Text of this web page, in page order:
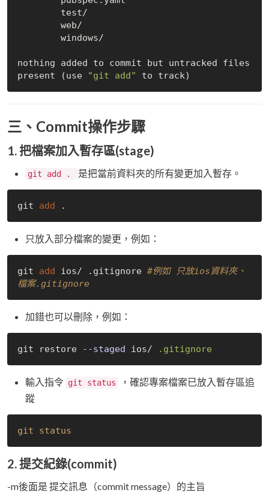
nothing added to commit but untracked files
present (use
"git add"
三、Commit操作步驟
1.把檔案加入暫存區(stage)
git add . 是把當前資料夾的所有變更加入暫存。
git add .
只放入部分檔案的變更，例如：
git add ios/ .gitignore #例如 只放ios資料夾、
檔案.gitignore
加錯也可以刪除，例如：
git restore --staged ios/ .gitignore
輸入指令 git status
，確認專案檔案已放入暫存區追
蹤
git status
2.提交紀錄(commit)
-m後面是 提交訊息（commit message）的主旨